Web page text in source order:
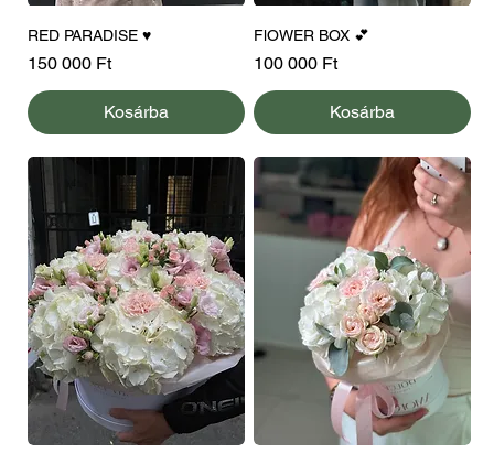
RED PARADISE ♥️
Ár
150 000 Ft
Kosárba
FlOWER BOX 💕
Ár
100 000 Ft
Kosárba